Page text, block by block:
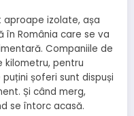
aproape izolate, așa
România care se va
Companiile de
pentru
șoferi sunt dispuși
Și când merg,
se întorc acasă.